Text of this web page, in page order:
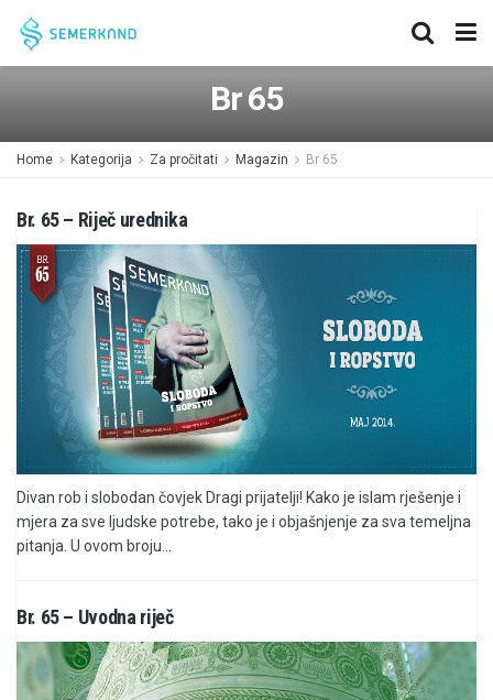
Br 65
Home Kategorija Za pročitati Magazin Br 65
Br. 65 – Riječ urednika
Divan rob i slobodan čovjek Dragi prijatelji! Kako je islam rješenje i
mjera za sve ljudske potrebe, tako je i objašnjenje za sva temeljna
pitanja. U ovom broju...
Br. 65 – Uvodna riječ